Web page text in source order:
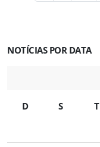
NOTÍCIAS POR DATA
D S T